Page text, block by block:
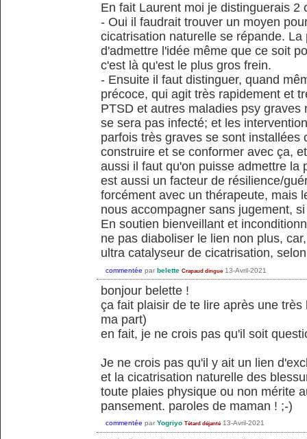
En fait Laurent moi je distinguerais 2
- Oui il faudrait trouver un moyen
cicatrisation naturelle se répande.
d'admettre l'idée même que ce soit
c'est là qu'est le plus gros frein.
- Ensuite il faut distinguer, quand
précoce, qui agit très rapidement et
PTSD et autres maladies psy
se sera pas infecté; et les
parfois très graves se sont installées
construire et se conformer avec ça,
aussi il faut qu'on puisse admettre la
est aussi un facteur de résilience/
forcément avec un thérapeute, mais
nous accompagner sans jugement,
En soutien bienveillant et
ne pas diaboliser le lien non plus,
ultra catalyseur de cicatrisation,
commentée par belette Crapaud dingue 13-Avril-2021
bonjour belette !
ça fait plaisir de te lire après une
ma part)
en fait, je ne crois pas qu'il soit
Je ne crois pas qu'il y ait un lien
et la cicatrisation naturelle des
toute plaies physique ou non mérite
pansement. paroles de maman ! ;-)
commentée par Yogriyo Tétard déjanté 13-Avril-2021